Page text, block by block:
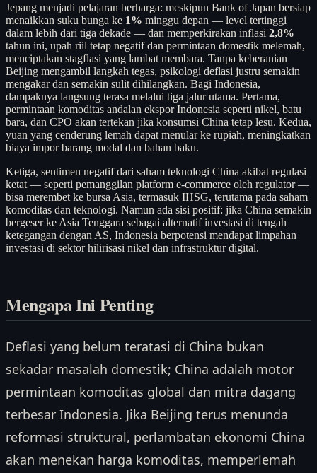
Jepang menjadi pelajaran berharga: meskipun Bank of Japan bersiap
menaikkan suku bunga ke 1% minggu depan — level tertinggi
dalam lebih dari tiga dekade — dan memperkirakan inflasi 2,8%
tahun ini, upah riil tetap negatif dan permintaan domestik melemah,
menciptakan stagflasi yang lambat membara. Tanpa keberanian
Beijing mengambil langkah tegas, psikologi deflasi justru semakin
mengakar dan semakin sulit dihilangkan. Bagi Indonesia,
dampaknya langsung terasa melalui tiga jalur utama. Pertama,
permintaan komoditas andalan ekspor Indonesia seperti nikel, batu
bara, dan CPO akan tertekan jika konsumsi China tetap lesu. Kedua,
yuan yang cenderung lemah dapat menular ke rupiah, meningkatkan
biaya impor barang modal dan bahan baku.
Ketiga, sentimen negatif dari saham teknologi China akibat regulasi
ketat — seperti pemanggilan platform e-commerce oleh regulator —
bisa merembet ke bursa Asia, termasuk IHSG, terutama pada saham
komoditas dan teknologi. Namun ada sisi positif: jika China semakin
bergeser ke Asia Tenggara sebagai alternatif investasi di tengah
ketegangan dengan AS, Indonesia berpotensi mendapat limpahan
investasi di sektor hilirisasi nikel dan infrastruktur digital.
Mengapa Ini Penting
Deflasi yang belum teratasi di China bukan
sekadar masalah domestik; China adalah motor
permintaan komoditas global dan mitra dagang
terbesar Indonesia. Jika Beijing terus menunda
reformasi struktural, perlambatan ekonomi China
akan menekan harga komoditas, memperlemah